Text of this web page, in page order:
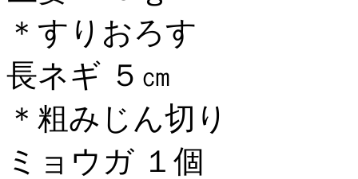
＊すりおろす
長ネギ ５㎝
＊粗みじん切り
ミョウガ １個